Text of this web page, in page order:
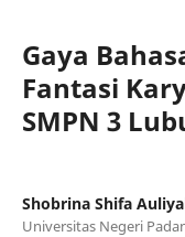
Gaya
Fantasi
SMPN 3
Shobrina Shifa
Universitas Negeri